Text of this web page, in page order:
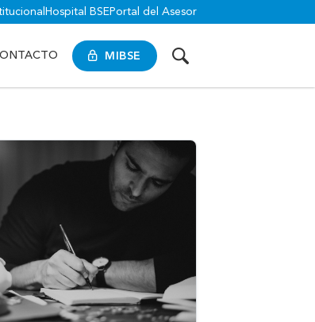
Hospital BSE Portal del Asesor
MIBSE